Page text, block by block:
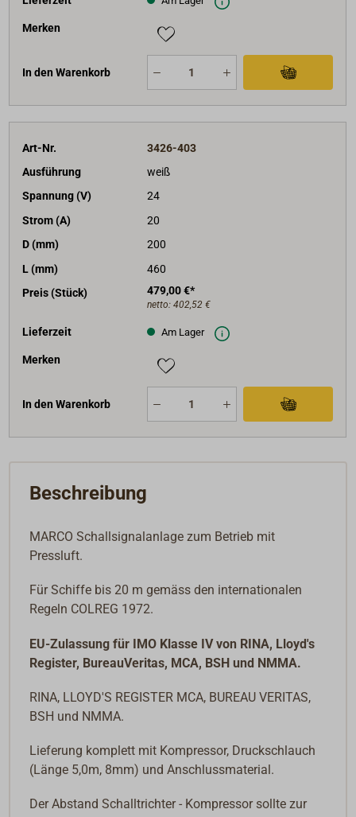
Merken
In den Warenkorb
Art-Nr.
3426-403
Ausführung
weiß
Spannung (V)
24
Strom (A)
20
D (mm)
200
L (mm)
460
Preis (Stück)
479,00 €*
netto: 402,52 €
Lieferzeit Am Lager
Merken
In den Warenkorb
Beschreibung
MARCO Schallsignalanlage zum Betrieb mit
Pressluft.
Für Schiffe bis 20 m gemäss den internationalen
Regeln COLREG 1972.
EU-Zulassung für IMO Klasse IV von RINA, Lloyd's
Register, BureauVeritas, MCA, BSH und NMMA.
RINA, LLOYD'S REGISTER MCA, BUREAU VERITAS,
BSH und NMMA.
Lieferung komplett mit Kompressor, Druckschlauch
(Länge 5,0m, 8mm) und Anschlussmaterial.
Der Abstand Schalltrichter - Kompressor sollte zur